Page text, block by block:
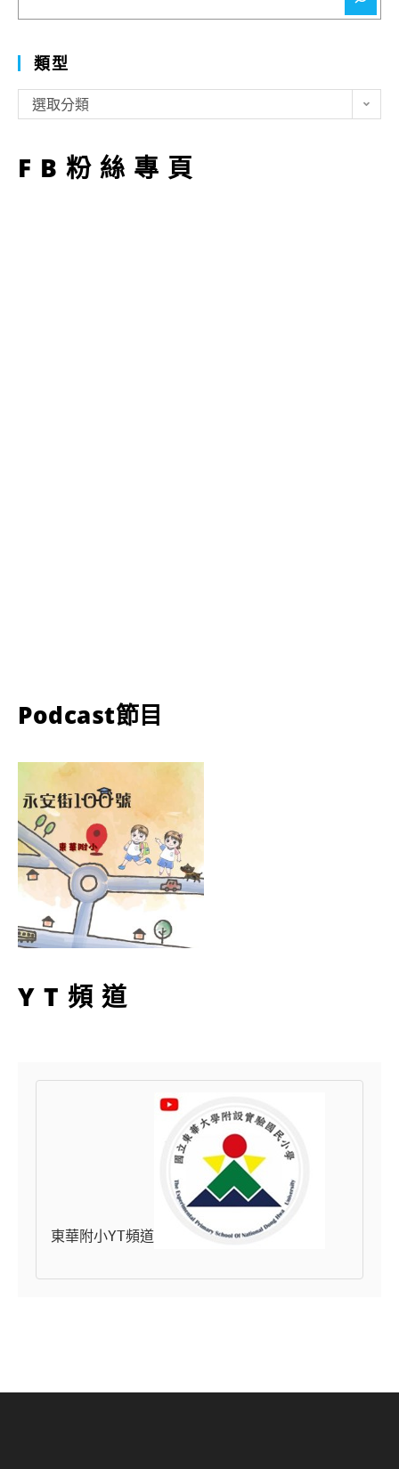
類型
型
選取分類
FB粉絲專頁
Podcast節目
YT頻道
東華附小YT頻道